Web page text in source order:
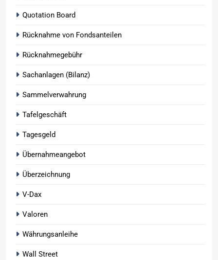
Quotation Board
Rücknahme von Fondsanteilen
Rücknahmegebühr
Sachanlagen (Bilanz)
Sammelverwahrung
Tafelgeschäft
Tagesgeld
Übernahmeangebot
Überzeichnung
V-Dax
Valoren
Währungsanleihe
Wall Street